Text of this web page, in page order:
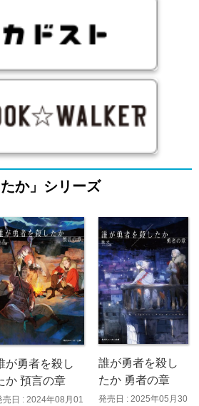
か」シリーズ
が勇者を殺し
か 預言の章
売日 : 2024年08月01
誰が勇者を殺し
たか 勇者の章
発売日 : 2025年05月30